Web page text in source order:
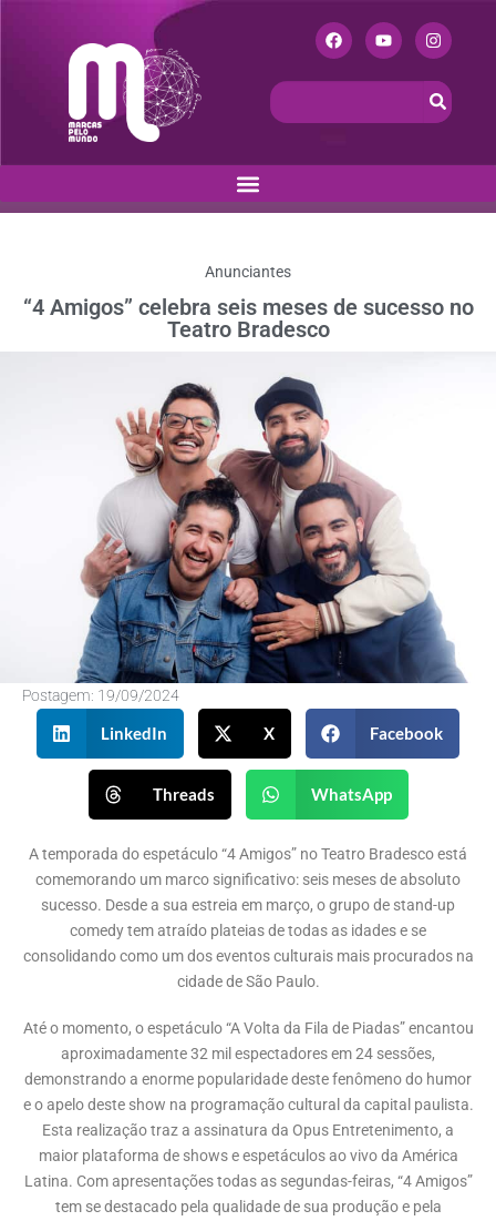
Anunciantes
“4 Amigos” celebra seis meses de sucesso no
Teatro Bradesco
Postagem: 19/09/2024
LinkedIn X Facebook
Threads WhatsApp
A temporada do espetáculo “4 Amigos” no Teatro Bradesco está
comemorando um marco significativo: seis meses de absoluto
sucesso. Desde a sua estreia em março, o grupo de stand-up
comedy tem atraído plateias de todas as idades e se
consolidando como um dos eventos culturais mais procurados na
cidade de São Paulo.
Até o momento, o espetáculo “A Volta da Fila de Piadas” encantou
aproximadamente 32 mil espectadores em 24 sessões,
demonstrando a enorme popularidade deste fenômeno do humor
e o apelo deste show na programação cultural da capital paulista.
Esta realização traz a assinatura da Opus Entretenimento, a
maior plataforma de shows e espetáculos ao vivo da América
Latina. Com apresentações todas as segundas-feiras, “4 Amigos”
tem se destacado pela qualidade de sua produção e pela